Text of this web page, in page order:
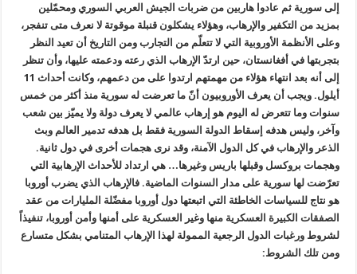
إلى سورية ثم عادوا هاربين من ضربات الجيش العربي السوري ومحمّلين
بمزيد من التكفير والإرهاب، وهؤلاء يشكلون قنبلة موقوتة لا نعرف متى تنفجر،
وعلى الأنظمة الأوروبية التي لا تتعلّم من التجارب ومن التاريخ أن تعيد النظر
بتجربتها في أفغانستان، حين ارتدّ الإرهاب الذي رعته ودعمته عليها، وأن تنظر
إلى أنه بعد انتهاء هؤلاء من مهمتهم ارتدوا على من دعمهم، وكانت أحداث 11
أيلول. ويجب أن يعرف الأوروبيون أنّ ما تعرضت له سورية منذ أكثر من خمس
سنوات وما تتعرض له اليوم هو إرهاب عالمي لا يعرف دولة ولا يميّز بين شعب
وآخر، وليس هدفه إسقاط الدولة السورية فقط بل هدفه تدمير العالم وبث
الذعر والإرهاب في كل الدول الآمنة، وقد نرى هجمات أخرى في دول ثانية.
وهجمات بروكسل وقبلها باريس وغيرها… هي ارتداد للأحداث الإرهابية التي
تعرّضت لها سورية على مدار السنوات الماضية. فالإرهاب الذي يضرب أوروبا
هو نتاج للسياسات الخاطئة التي اتبعتها دول أوروبا مفضّلة المليارات من عقد
الصفقات الكبيرة العسكرية منها وغير العسكرية على أمنها وأمن أوروبا، تنفيذاً
لشروط ورغبات الدول الرجعية الممولة لهذا الإرهاب المتنامي بشكل متسارع
ومن تلك الشروط: